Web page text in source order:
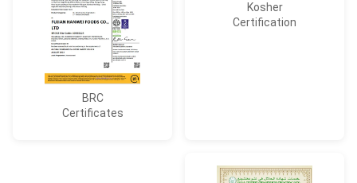
Kosher
Certification
Certificates